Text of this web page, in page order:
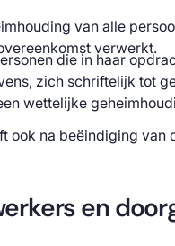
van alle
verwerkt.
die in haar
zich schriftelijk tot
wettelijke
ook na beëindiging van
en